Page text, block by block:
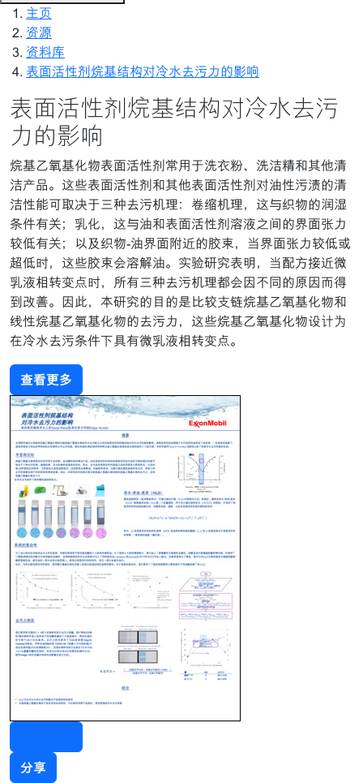
主页
资源
资料库
表面活性剂烷基结构对冷水去污力的影响
表面活性剂烷基结构对冷水去污
力的影响
烷基乙氧基化物表面活性剂常用于洗衣粉、洗洁精和其他清
洁产品。这些表面活性剂和其他表面活性剂对油性污渍的清
洁性能可取决于三种去污机理：卷缩机理，这与织物的润湿
条件有关；乳化，这与油和表面活性剂溶液之间的界面张力
较低有关；以及织物-油界面附近的胶束，当界面张力较低或
超低时，这些胶束会溶解油。实验研究表明，当配方接近微
乳液相转变点时，所有三种去污机理都会因不同的原因而得
到改善。因此，本研究的目的是比较支链烷基乙氧基化物和
线性烷基乙氧基化物的去污力，这些烷基乙氧基化物设计为
在冷水去污条件下具有微乳液相转变点。
查看更多
分享